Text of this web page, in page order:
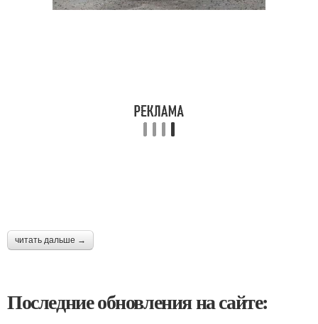
читать дальше →
Последние обновления на сайте: